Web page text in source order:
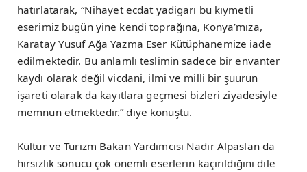
hatırlatarak, “Nihayet ecdat yadigarı bu kıymetli
eserimiz bugün yine kendi toprağına, Konya’mıza,
Karatay Yusuf Ağa Yazma Eser Kütüphanemize iade
edilmektedir. Bu anlamlı teslimin sadece bir envanter
kaydı olarak değil vicdani, ilmi ve milli bir şuurun
işareti olarak da kayıtlara geçmesi bizleri ziyadesiyle
memnun etmektedir.” diye konuştu.
Kültür ve Turizm Bakan Yardımcısı Nadir Alpaslan da
hırsızlık sonucu çok önemli eserlerin kaçırıldığını dile